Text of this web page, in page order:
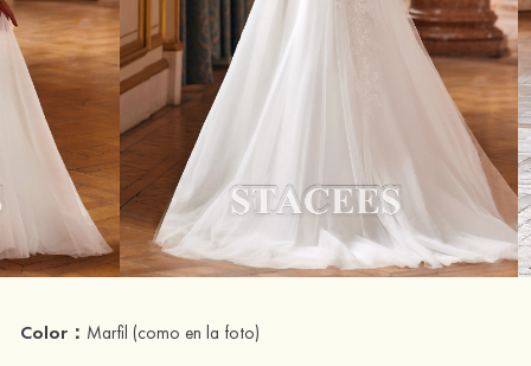
Color： Marfil (como en la foto)